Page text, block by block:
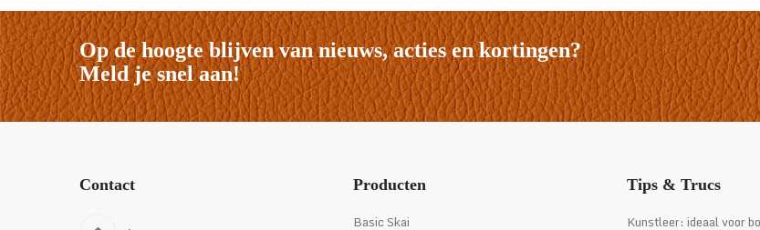
Op de hoogte blijven van nieuws, acties en kortingen?
Meld je snel aan!
Contact Producten
Basic Skai
Tips & Trucs
Kunstleer: ideaal voor